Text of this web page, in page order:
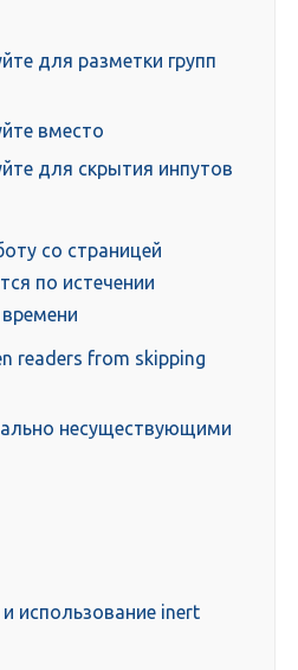
для разметки групп
вместо
для скрытия инпутов
со страницей
по истечении
readers from skipping
несуществующими
использование inert